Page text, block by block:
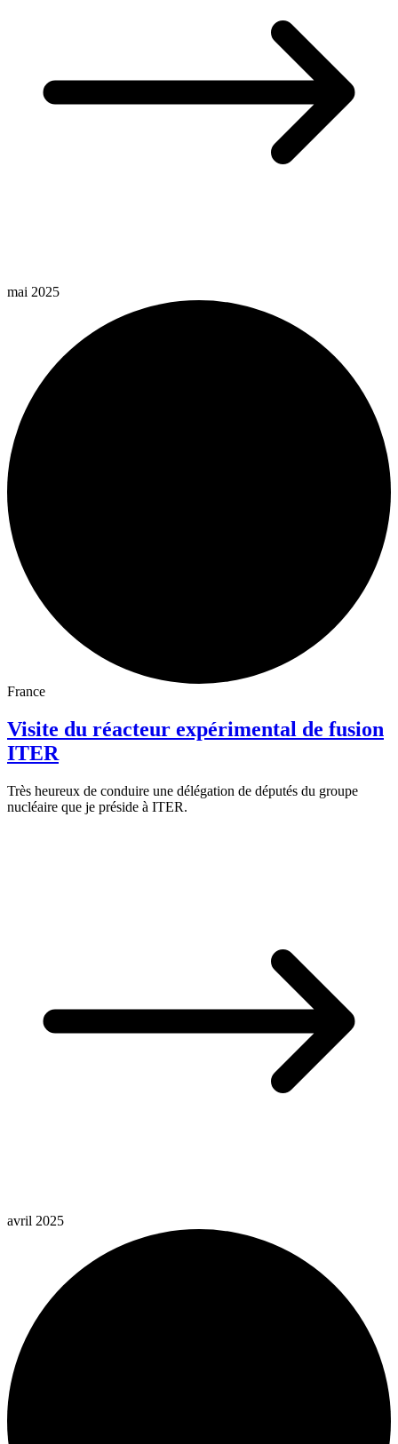
mai 2025
France
Visite du réacteur expérimental de fusion
ITER
Très heureux de conduire une délégation de députés du groupe
nucléaire que je préside à ITER.
avril 2025